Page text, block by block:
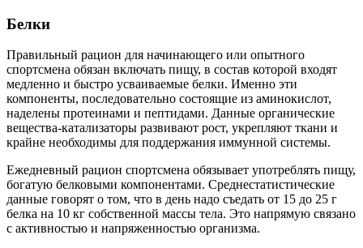
Белки
Правильный рацион для начинающего или опытного
спортсмена обязан включать пищу, в состав которой входят
медленно и быстро усваиваемые белки. Именно эти
компоненты, последовательно состоящие из аминокислот,
наделены протеинами и пептидами. Данные органические
вещества-катализаторы развивают рост, укрепляют ткани и
крайне необходимы для поддержания иммунной системы.
Ежедневный рацион спортсмена обязывает употреблять пищу,
богатую белковыми компонентами. Среднестатистические
данные говорят о том, что в день надо съедать от 15 до 25 г
белка на 10 кг собственной массы тела. Это напрямую связано
с активностью и напряженностью организма.